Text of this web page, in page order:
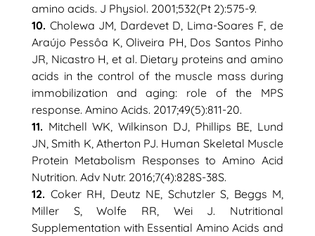
amino acids. J Physiol. 2001;532(Pt 2):575-9.
10. Cholewa JM, Dardevet D, Lima-Soares F, de
Araújo Pessôa K, Oliveira PH, Dos Santos Pinho
JR, Nicastro H, et al. Dietary proteins and amino
acids in the control of the muscle mass during
immobilization and aging: role of the MPS
response. Amino Acids. 2017;49(5):811-20.
11. Mitchell WK, Wilkinson DJ, Phillips BE, Lund
JN, Smith K, Atherton PJ. Human Skeletal Muscle
Protein Metabolism Responses to Amino Acid
Nutrition. Adv Nutr. 2016;7(4):828S-38S.
12. Coker RH, Deutz NE, Schutzler S, Beggs M,
Miller S, Wolfe RR, Wei J. Nutritional
Supplementation with Essential Amino Acids and